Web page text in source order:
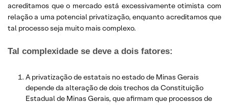
acreditamos que o mercado está excessivamente otimista com
relação a uma potencial privatização, enquanto acreditamos que
tal processo seja muito mais complexo.
Tal complexidade se deve a dois fatores:
A privatização de estatais no estado de Minas Gerais
depende da alteração de dois trechos da Constituição
Estadual de Minas Gerais, que afirmam que processos de